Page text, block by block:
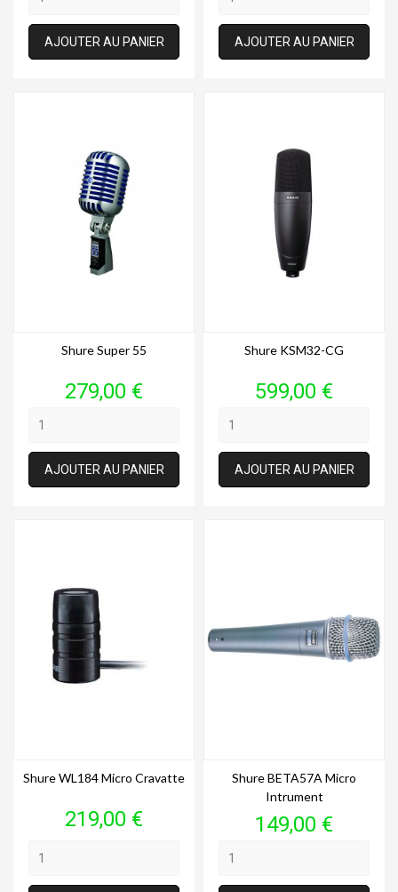
AJOUTER AU PANIER AJOUTER AU PANIER
Shure Super 55
Prix
279,00 €
AJOUTER AU PANIER
Shure KSM32-CG
Prix
599,00 €
AJOUTER AU PANIER
Shure WL184 Micro Cravatte
Prix
219,00 €
Shure BETA57A Micro
Intrument
Prix
149,00 €